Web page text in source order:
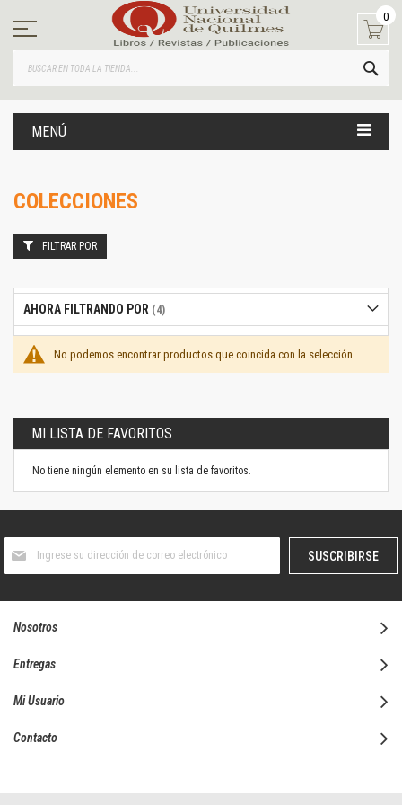
contenido
0
MENÚ
COLECCIONES
No podemos encontrar productos que coincida con la selección.
FILTRAR POR
AHORA FILTRANDO POR
MI LISTA DE FAVORITOS
No tiene ningún elemento en su lista de favoritos.
boletín
SUSCRIBIRSE
Nosotros
Entregas
Mi Usuario
Contacto